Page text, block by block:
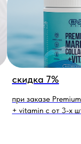
скидка 7%
при заказе
+ vitamin c от 3-х